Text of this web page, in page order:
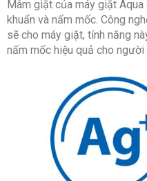
Mâm giặt của máy giặt
khuẩn và nấm mốc. Công
sẽ cho máy giặt, tính năng
nấm mốc hiệu quả cho